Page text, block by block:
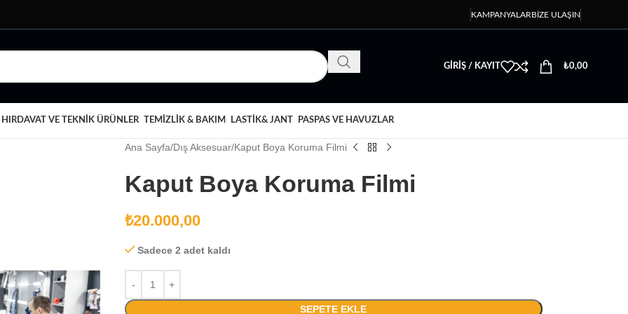
KAMPANYALARBIZE ULAŞIN
GIRIŞ / KAYIT ₺0,00
HIRDAVAT VE TEKNIK ÜRÜNLER TEMIZLIK & BAKIM LASTIK& JANT PASPAS VE HAVUZLAR
Ana Sayfa Dış Aksesuar Kaput Boya Koruma Filmi
Kaput Boya Koruma Filmi
₺20.000,00
Sadece 2 adet kaldı
SEPETE EKLE